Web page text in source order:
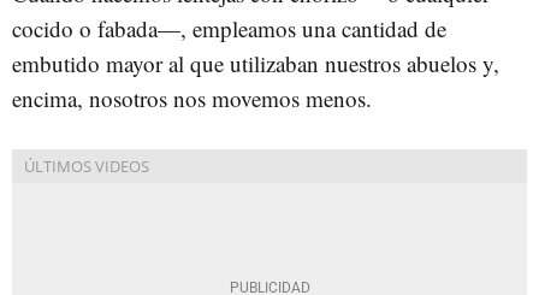
cocido o fabada—, empleamos una cantidad de
embutido mayor al que utilizaban nuestros abuelos y,
encima, nosotros nos movemos menos.